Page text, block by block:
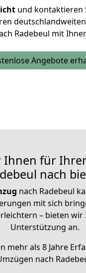
und kontaktieren
Radebeul mit
Angebote
Ihnen für
nach
nach Radebeul
mit sich
– bieten
Unterstützung an.
mehr als 8 Jahre
nach